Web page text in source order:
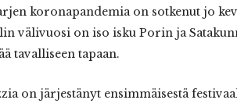
koronapandemia on sotkenut jo
välivuosi on iso isku Porin ja
tavalliseen tapaan.
on järjestänyt ensimmäisestä